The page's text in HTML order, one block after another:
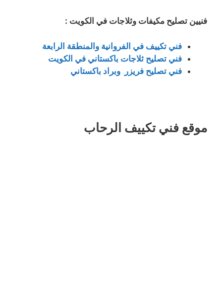
فنيين تصليح مكيفات وثلاجات في الكويت :
فني تكييف في الفروانية والمنطقة الرابعة
فني تصليح ثلاجات باكستاني في الكويت
فني تصليح فريزر وبراد باكستاني
موقع فني تكييف الرحاب